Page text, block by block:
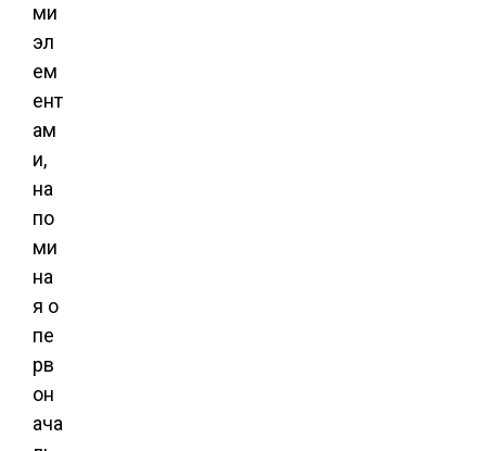
ми
эл
ем
ент
ам
и,
на
по
ми
на
я о
пе
рв
он
ача